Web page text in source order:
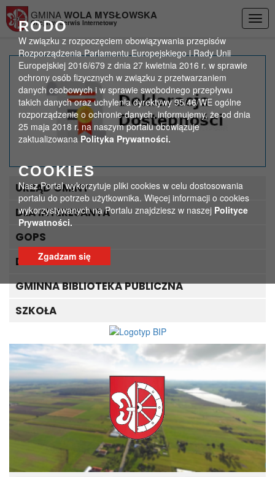
RODO
W związku z rozpoczęciem obowiązywania przepisów
Rozporządzenia Parlamentu Europejskiego i Rady Unii
Europejskiej 2016/679 z dnia 27 kwietnia 2016 r. w sprawie
ochrony osób fizycznych w związku z przetwarzaniem
danych osobowych i w sprawie swobodnego przepływu
takich danych oraz uchylenia dyrektywy 95/46/WE ogólne
rozporządzenie o ochronie danych, informujemy, że od dnia
25 maja 2018 r. na naszym portalu obowiązuje
zaktualizowanaPolityka Prywatności.
COOKIES
Nasz Portal wykorzytuje pliki cookies w celu dostosowania
portalu do potrzeb użytkownika. Więcej informacji o cookies
wykorzystywanych na Portalu znajdziesz w naszej Polityce
Prywatności.
Zgadzam się
GMINA WOLA MYSŁOWSKA
Oficjalny Serwis Internetowy
Tomasz Talarek
Strona główna > Media > Tomasz Talarek
URZĄD GMINY
DLA INTERESANTA
GOPS
DLA TURYSTY
GMINNA BIBLIOTEKA PUBLICZNA
SZKOŁA